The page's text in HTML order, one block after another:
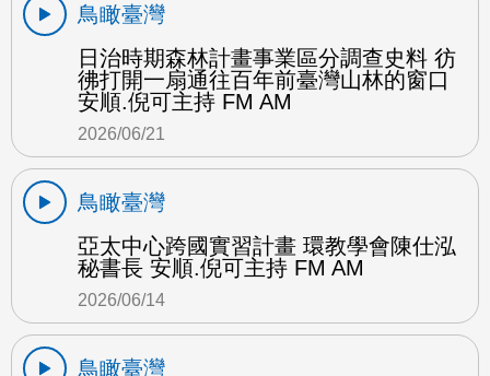
鳥瞰臺灣
日治時期森林計畫事業區分調查史料 彷
彿打開一扇通往百年前臺灣山林的窗口
安順.倪可主持 FM AM
2026/06/21
鳥瞰臺灣
亞太中心跨國實習計畫 環教學會陳仕泓
秘書長 安順.倪可主持 FM AM
2026/06/14
鳥瞰臺灣